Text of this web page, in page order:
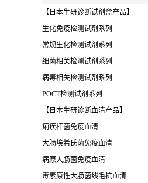
【日本生研诊断试剂盒产品】——
生化免疫检测试剂系列
常规生化检测试剂系列
细菌相关检测试剂系列
病毒相关检测试剂系列
POCT检测试剂系列
【日本生研诊断血清产品】
痢疾杆菌免疫血清
大肠埃希氏菌免疫血清
病原大肠菌免疫血清
毒素原性大肠菌线毛抗血清